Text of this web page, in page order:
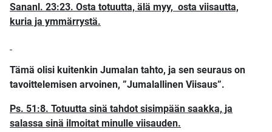
Sananl. 23:23. Osta totuutta, älä myy, osta viisautta,
kuria ja ymmärrystä.
Tämä olisi kuitenkin Jumalan tahto, ja sen seuraus on
tavoittelemisen arvoinen, ”Jumalallinen Viisaus”.
Ps. 51:8. Totuutta sinä tahdot sisimpään saakka, ja
salassa sinä ilmoitat minulle viisauden.